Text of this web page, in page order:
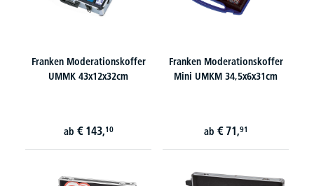
Franken Moderationskoffer
UMMK 43x12x32cm
ab € 143,10
Franken Moderationskoffer
Mini UMKM 34,5x6x31cm
ab € 71,91